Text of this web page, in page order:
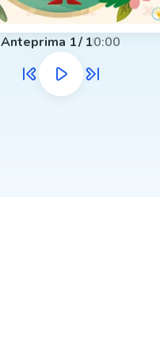
Anteprima 1/ 10:00